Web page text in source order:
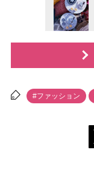
#ファッション